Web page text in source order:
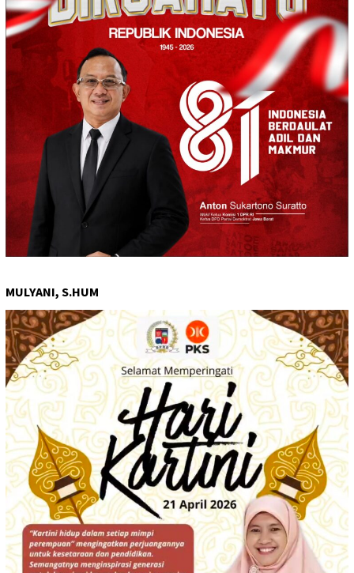
MULYANI, S.HUM